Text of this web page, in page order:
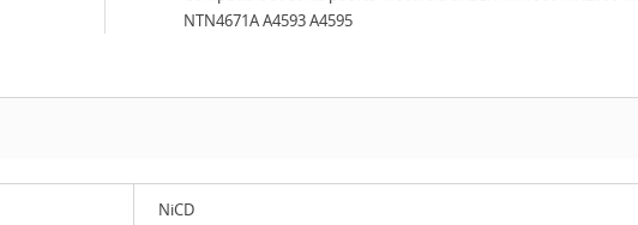
NTN4671A A4593 A4595
NiCD